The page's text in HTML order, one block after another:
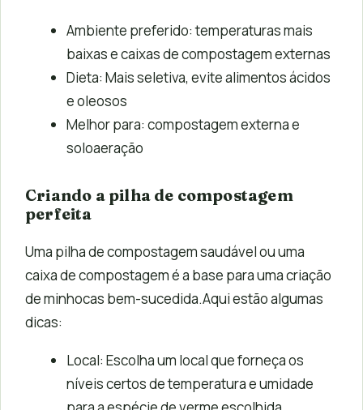
Ambiente preferido: temperaturas mais
baixas e caixas de compostagem externas
Dieta: Mais seletiva, evite alimentos ácidos
e oleosos
Melhor para: compostagem externa e
soloaeração
Criando a pilha de compostagem
perfeita
Uma pilha de compostagem saudável ou uma
caixa de compostagem é a base para uma criação
de minhocas bem-sucedida.Aqui estão algumas
dicas:
Local: Escolha um local que forneça os
níveis certos de temperatura e umidade